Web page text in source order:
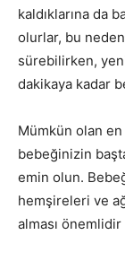
kaldıklarına da
olurlar, bu
sürebilirken,
dakikaya kadar
Mümkün olan
bebeğinizin
emin olun.
hemşireleri ve
alması